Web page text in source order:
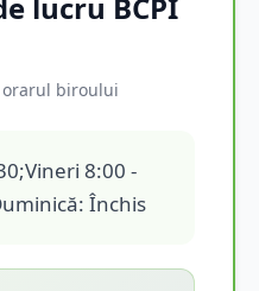
biroului
8:00 -
Închis